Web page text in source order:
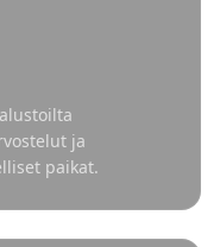
ja
paikat.